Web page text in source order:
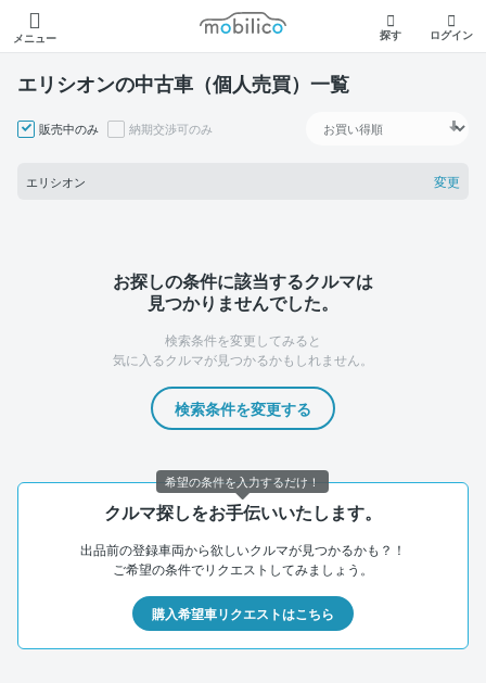
メニュー
モビリコ
探す ログイン
エリシオンの中古車（個人売買）一覧
販売中のみ 納期交渉可のみ
エリシオン 変更
お探しの条件に該当するクルマは
見つかりませんでした。
検索条件を変更してみると
気に入るクルマが見つかるかもしれません。
検索条件を変更する
クルマ探しをお手伝いいたします。
出品前の登録車両から欲しいクルマが見つかるかも？！
ご希望の条件でリクエストしてみましょう。
購入希望車リクエストはこちら
希望の条件を入力するだけ！